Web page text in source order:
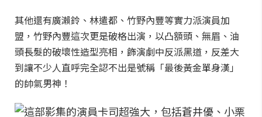
其他還有廣瀨鈴、林遣都、竹野內豐等實力派演員加
盟，竹野內豐這次更是破格出演，以凸額頭、無眉、油
頭長髮的破壞性造型亮相，飾演劇中反派黑道，反差大
到讓不少人直呼完全認不出是號稱「最後黃金單身漢」
的帥氣男神！